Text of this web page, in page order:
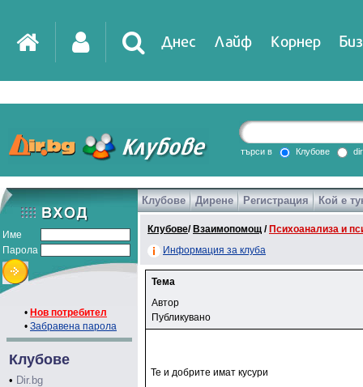
Днес Лайф Корнер
търси в Клубове
Име
Парола
• Нов потребител
• Забравена парола
Клубове
• Dir.bg
Клубове Дирене Регистрация Кой е
Клубове/ Взаимопомощ / Психоанализа и
Информация за клуба
Тема
Автор
Публикувано
Те и добрите имат кусури